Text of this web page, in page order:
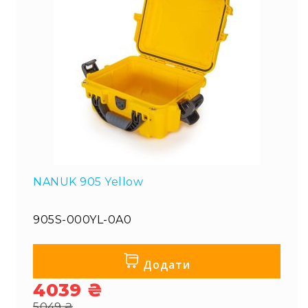
NANUK 905 Yellow
905S-000YL-0A0
Додати
Special
4039 ₴